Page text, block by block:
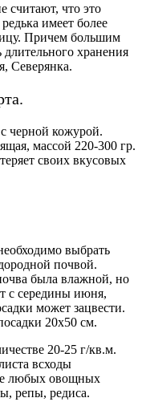
считают, что это
имеет более
Причем большим
хранения
Северянка.
черной кожурой.
массой 220-300 гр.
своих вкусовых
выбрать
почвой.
была влажной, но
с середины июня,
может зацвести.
20х50 см.
20-25 г/кв.м.
всходы
любых овощных
репы, редиса.